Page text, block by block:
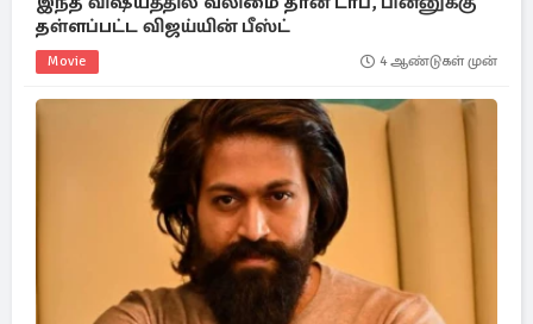
தள்ளப்பட்ட விஜய்யின் பீஸ்ட்
Movie 4 ஆண்டுகள் முன்